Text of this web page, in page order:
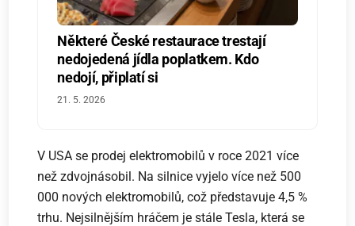
Některé České restaurace trestají
nedojedená jídla poplatkem. Kdo
nedojí, připlatí si
21. 5. 2026
V USA se prodej elektromobilů v roce 2021 více
než zdvojnásobil. Na silnice vyjelo více než 500
000 nových elektromobilů, což představuje 4,5 %
trhu. Nejsilnějším hráčem je stále Tesla, která se